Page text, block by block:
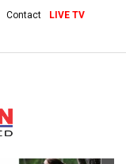
Contact LIVE TV